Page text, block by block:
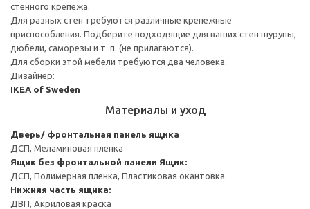
стенного крепежа.
Для разных стен требуются различные крепежные
приспособления. Подберите подходящие для ваших стен шурупы,
дюбели, саморезы и т. п. (не прилагаются).
Для сборки этой мебели требуются два человека.
Дизайнер:
IKEA of Sweden
Материалы и уход
Дверь/ фронтальная панель ящика
ДСП, Меламиновая пленка
Ящик без фронтальной панели Ящик:
ДСП, Полимерная пленка, Пластиковая окантовка
Нижняя часть ящика:
ДВП, Акриловая краска